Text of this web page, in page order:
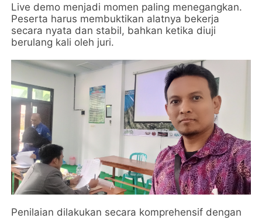
Live demo menjadi momen paling menegangkan.
Peserta harus membuktikan alatnya bekerja
secara nyata dan stabil, bahkan ketika diuji
berulang kali oleh juri.
Penilaian dilakukan secara komprehensif dengan